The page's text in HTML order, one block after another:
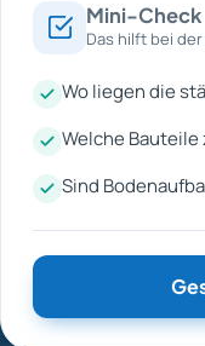
Mini-Check
Das hilft bei
Wo liegen die
Welche
Sind